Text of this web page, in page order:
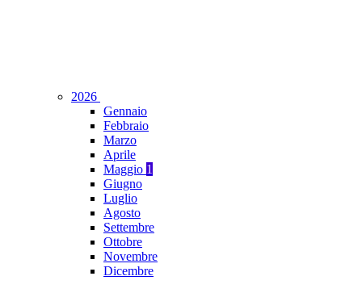
2026
Gennaio
Febbraio
Marzo
Aprile
Maggio 1
Giugno
Luglio
Agosto
Settembre
Ottobre
Novembre
Dicembre